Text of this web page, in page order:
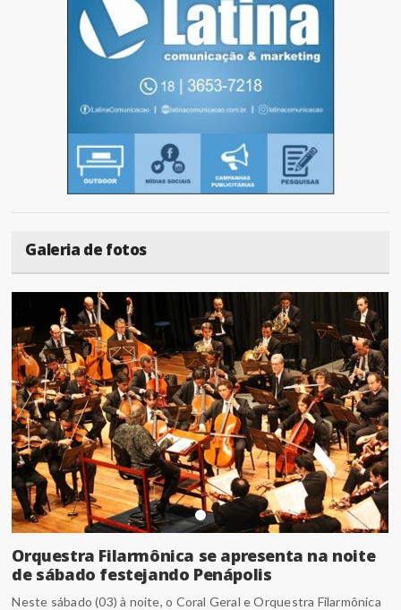
Galeria de fotos
Orquestra Filarmônica se apresenta na noite
de sábado festejando Penápolis
Neste sábado (03) à noite, o Coral Geral e Orquestra Filarmônica